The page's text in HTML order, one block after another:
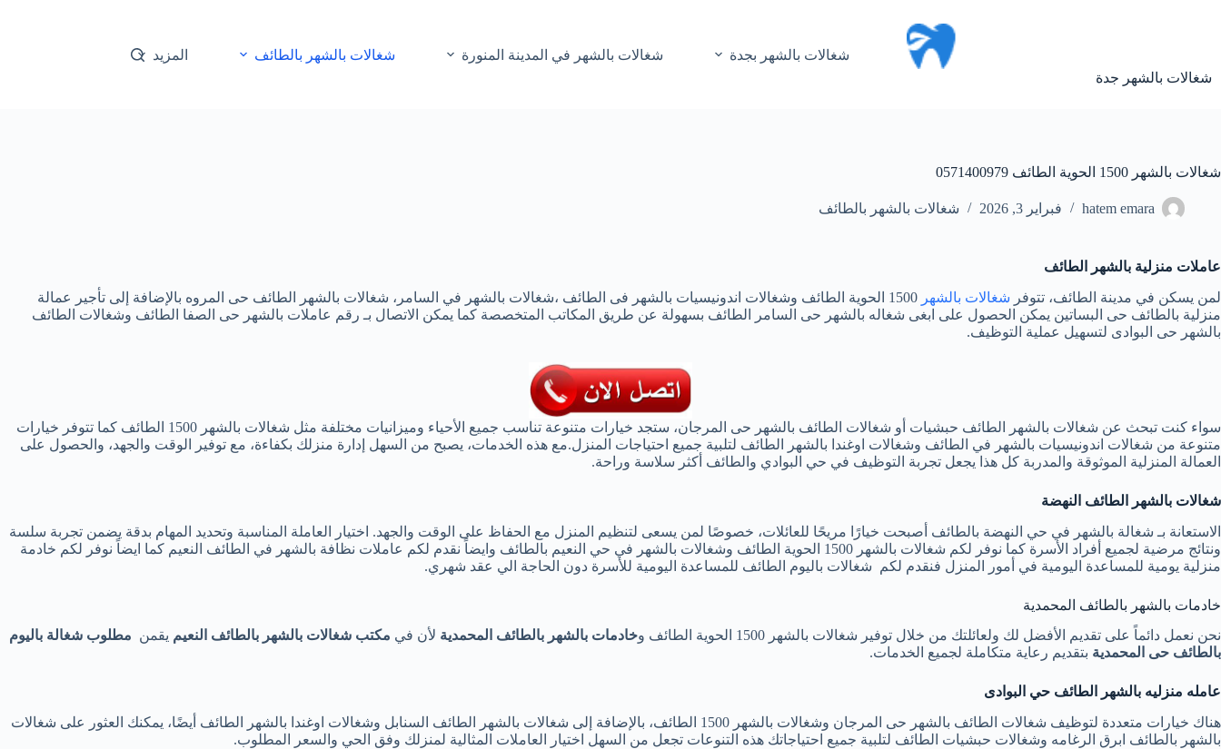
شغالات بالشهر جدة
شغالات بالشهر بجدة شغالات بالشهر في المدينة المنورة شغالات بالشهر بالطائف المزيد
شغالات بالشهر 1500 الحوية الطائف 0571400979
hatem emara فبراير 3, 2026 شغالات بالشهر بالطائف
عاملات منزلية بالشهر الطائف
لمن يسكن في مدينة الطائف، تتوفر شغالات بالشهر
1500 الحوية الطائف وشغالات اندونيسيات بالشهر فى الطائف ،شغالات بالشهر في السامر، شغالات بالشهر الطائف حى المروه بالإضافة إلى تأجير عمالة
منزلية بالطائف حى البساتين يمكن الحصول على ابغى شغاله بالشهر حى السامر الطائف بسهولة عن طريق المكاتب المتخصصة كما يمكن الاتصال بـ رقم عاملات بالشهر حى الصفا الطائف وشغالات الطائف
بالشهر حى البوادى لتسهيل عملية التوظيف.
سواء كنت تبحث عن شغالات بالشهر الطائف حبشيات أو شغالات الطائف بالشهر حى المرجان، ستجد خيارات متنوعة تناسب جميع الأحياء وميزانيات مختلفة مثل شغالات بالشهر 1500 الطائف كما تتوفر خيارات
متنوعة من شغالات اندونيسيات بالشهر في الطائف وشغالات اوغندا بالشهر الطائف لتلبية جميع احتياجات المنزل.مع هذه الخدمات، يصبح من السهل إدارة منزلك بكفاءة، مع توفير الوقت والجهد، والحصول على
العمالة المنزلية الموثوقة والمدربة كل هذا يجعل تجربة التوظيف في حي البوادي والطائف أكثر سلاسة وراحة.
شغالات بالشهر الطائف النهضة
الاستعانة بـ شغالة بالشهر في حي النهضة بالطائف أصبحت خيارًا مريحًا للعائلات، خصوصًا لمن يسعى لتنظيم المنزل مع الحفاظ على الوقت والجهد. اختيار العاملة المناسبة وتحديد المهام بدقة يضمن تجربة سلسة
ونتائج مرضية لجميع أفراد الأسرة كما نوفر لكم شغالات بالشهر 1500 الحوية الطائف وشغالات بالشهر في حي النعيم بالطائف وايضاً نقدم لكم عاملات نظافة بالشهر في الطائف النعيم كما ايضاً نوفر لكم خادمة
منزلية يومية للمساعدة اليومية في أمور المنزل فنقدم لكم شغالات باليوم الطائف للمساعدة اليومية للأسرة دون الحاجة الي عقد شهري.
خادمات بالشهر بالطائف المحمدية
نحن نعمل دائماً على تقديم الأفضل لك ولعائلتك من خلال توفير شغالات بالشهر 1500 الحوية الطائف و
خادمات بالشهر بالطائف المحمدية لأن في مكتب شغالات بالشهر بالطائف النعيم يقمن مطلوب شغالة باليوم
بالطائف حى المحمدية بتقديم رعاية متكاملة لجميع الخدمات.
عامله منزليه بالشهر الطائف حي البوادى
هناك خيارات متعددة لتوظيف شغالات الطائف بالشهر حى المرجان وشغالات بالشهر 1500 الطائف، بالإضافة إلى شغالات بالشهر الطائف السنابل وشغالات اوغندا بالشهر الطائف أيضًا، يمكنك العثور على شغالات
بالشهر بالطائف ابرق الرغامه وشغالات حبشيات الطائف لتلبية جميع احتياجاتك هذه التنوعات تجعل من السهل اختيار العاملات المثالية لمنزلك وفق الحي والسعر المطلوب.